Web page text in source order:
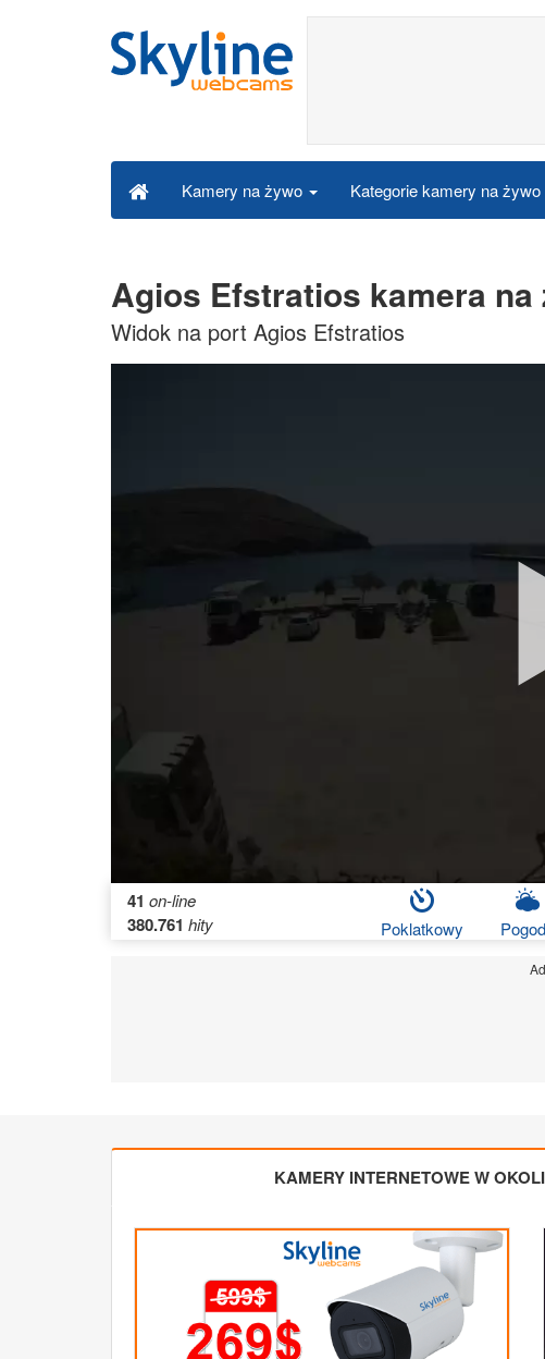
Kamery na żywo Kategorie kamery na żywo
Agios Efstratios kamera na
Widok na port Agios Efstratios
41 on-line
380.761 hity Poklatkowy
KAMERY INTERNETOWE W